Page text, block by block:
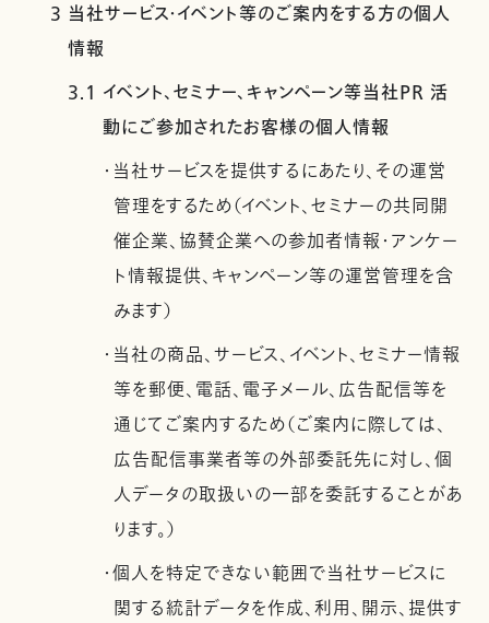
3 当社サービス・イベント等のご案内をする方の個人
情報
3.1 イベント、セミナー、キャンペーン等当社PR 活
動にご参加されたお客様の個人情報
・当社サービスを提供するにあたり、その運営
管理をするため（イベント、セミナーの共同開
催企業、協賛企業への参加者情報・アンケー
ト情報提供、キャンペーン等の運営管理を含
みます）
・当社の商品、サービス、イベント、セミナー情報
等を郵便、電話、電子メール、広告配信等を
通じてご案内するため（ご案内に際しては、
広告配信事業者等の外部委託先に対し、個
人データの取扱いの一部を委託することがあ
ります。）
・個人を特定できない範囲で当社サービスに
関する統計データを作成、利用、開示、提供す